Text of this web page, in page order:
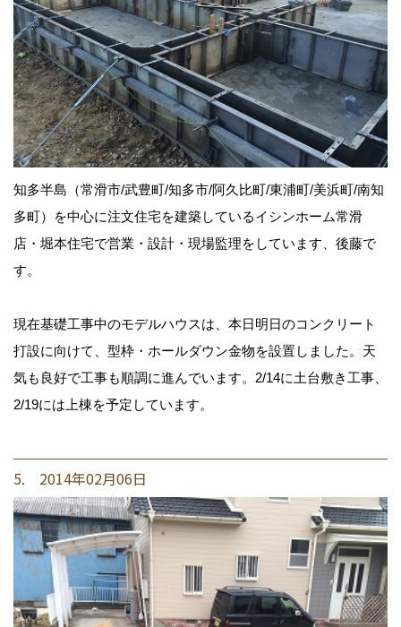
知多半島（常滑市/武豊町/知多市/阿久比町/東浦町/美浜町/南知
多町）を中心に注文住宅を建築しているイシンホーム常滑
店・堀本住宅で営業・設計・現場監理をしています、後藤で
す。
現在基礎工事中のモデルハウスは、本日明日のコンクリート
打設に向けて、型枠・ホールダウン金物を設置しました。天
気も良好で工事も順調に進んでいます。2/14に土台敷き工事、
2/19には上棟を予定しています。
5. 2014年02月06日